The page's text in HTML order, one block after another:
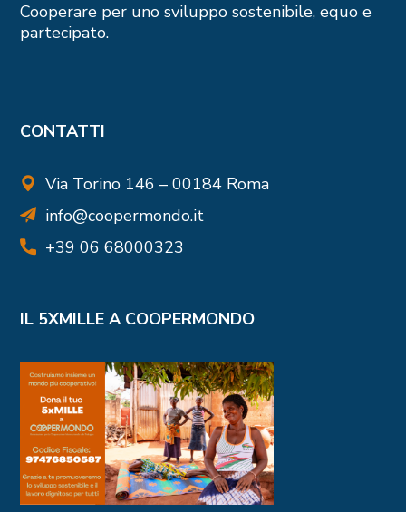
Cooperare per uno sviluppo sostenibile, equo e
partecipato.
CONTATTI
Via Torino 146 – 00184 Roma
info@coopermondo.it
+39 06 68000323
IL 5XMILLE A COOPERMONDO